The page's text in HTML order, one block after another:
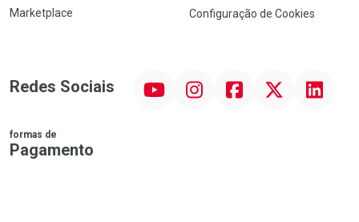
Marketplace
Configuração de Cookies
Redes Sociais InstagramFacebookTwitter Linkedin
formas de
Pagamento